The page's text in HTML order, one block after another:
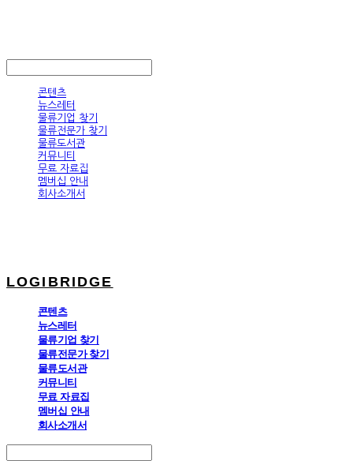
콘텐츠
뉴스레터
물류기업 찾기
물류전문가 찾기
물류도서관
커뮤니티
무료 자료집
멤버십 안내
회사소개서
LOGIBRIDGE
콘텐츠
뉴스레터
물류기업 찾기
물류전문가 찾기
물류도서관
커뮤니티
무료 자료집
멤버십 안내
회사소개서